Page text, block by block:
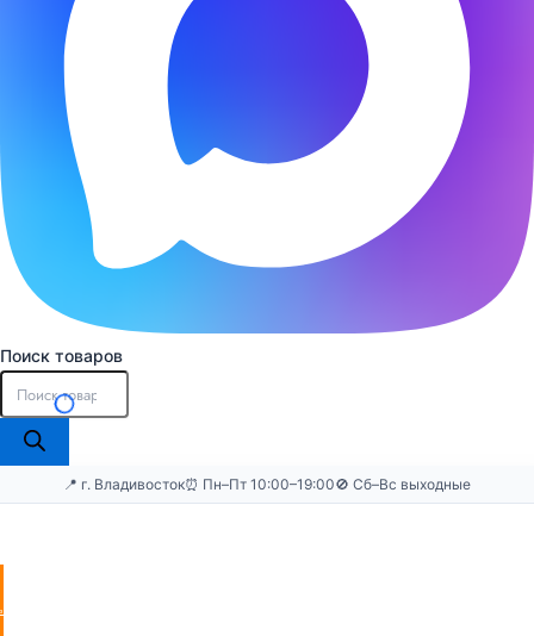
Поиск товаров
📍 г. Владивосток⏰ Пн–Пт 10:00–19:00🚫 Сб–Вс выходные
заявку